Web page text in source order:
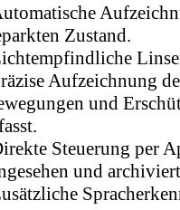
Zustand.
Aufzeichnung
und
Steuerung per
und